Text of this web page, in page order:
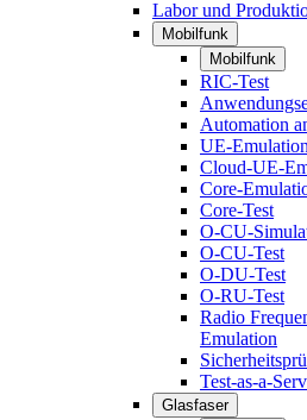
Labor und
Mobilfunk
Mobilfunk
RIC-Test
Automation
UE-Emulation
Cloud-UE-
Core-
Core-Test
O-CU-
O-CU-Test
O-DU-Test
O-RU-Test
Radio
Emulation
Test-as-a-
Glasfaser